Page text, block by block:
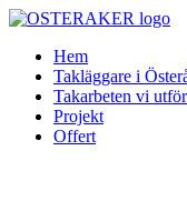
Skip
contentHem
Takläggare i
Takarbeten vi utför
Projekt
Offert